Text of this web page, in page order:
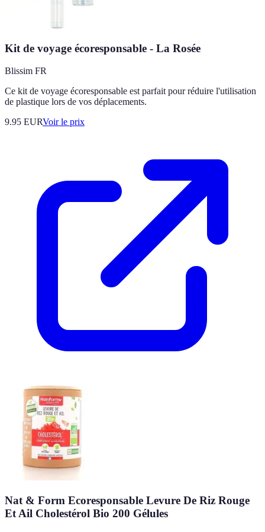
Kit de voyage écoresponsable - La Rosée
Blissim FR
Ce kit de voyage écoresponsable est parfait pour réduire l'utilisation
de plastique lors de vos déplacements.
9.95 EURVoir le prix
Nat & Form Ecoresponsable Levure De Riz Rouge
Et Ail Cholestérol Bio 200 Gélules